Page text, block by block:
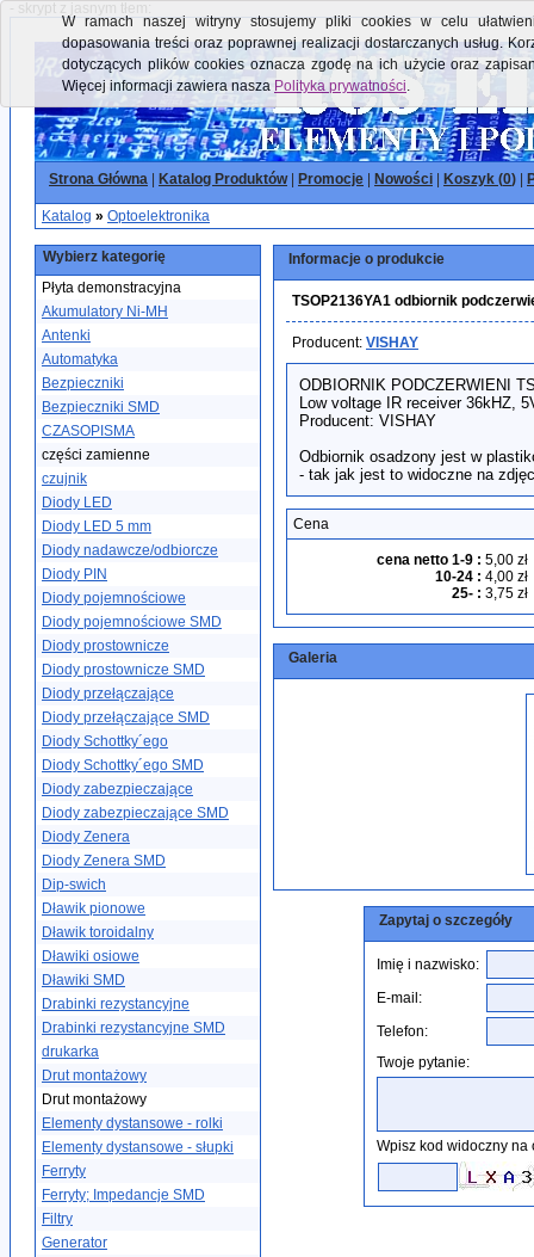
- skrypt z jasnym tłem:
Strona Główna Katalog Produktów| Promocje Nowości Koszyk (0)
Katalog » Optoelektronika
Wybierz kategorię
Płyta demonstracyjna
Akumulatory Ni-MH
Antenki
Automatyka
Bezpieczniki
Bezpieczniki SMD
CZASOPISMA
części zamienne
czujnik
Diody LED
Diody LED 5 mm
Diody nadawcze/odbiorcze
Diody PIN
Diody pojemnościowe
Diody pojemnościowe SMD
Diody prostownicze
Diody prostownicze SMD
Diody przełączające
Diody przełączające SMD
Diody Schottky´ego
Diody Schottky´ego SMD
Diody zabezpieczające
Diody zabezpieczające SMD
Diody Zenera
Diody Zenera SMD
Dip-swich
Dławik pionowe
Dławik toroidalny
Dławiki osiowe
Dławiki SMD
Drabinki rezystancyjne
Drabinki rezystancyjne SMD
drukarka
Drut montażowy
Drut montażowy
Elementy dystansowe - rolki
Elementy dystansowe - słupki
Ferryty
Ferryty; Impedancje SMD
Filtry
Generator
Informacje o produkcie
TSOP2136YA1 odbiornik
Producent: VISHAY
ODBIORNIK PODCZERWIENI
Low voltage IR receiver 36kHZ,
Producent: VISHAY
Odbiornik osadzony jest w
- tak jak jest to widoczne na
Cena
cena netto 1-9 : 5,00 zł
10-24 : 4,00 zł
25- : 3,75 zł
Galeria
Zapytaj o szczegóły
Imię i nazwisko:
E-mail:
Telefon:
Twoje pytanie:
Wpisz kod widoczny na
W ramach naszej witryny stosujemy pliki cookies w celu
dopasowania treści oraz poprawnej realizacji dostarczanych usług.
dotyczących plików cookies oznacza zgodę na ich użycie oraz
Więcej informacji zawiera nasza Polityka prywatności.